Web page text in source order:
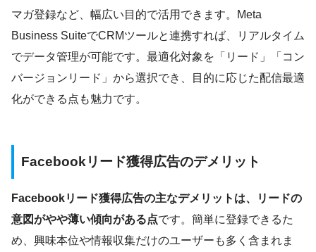
マガ登録など、幅広い目的で活用できます。Meta
Business SuiteでCRMツールと連携すれば、リアルタイム
でデータ管理が可能です。最適化対象を「リード」「コン
バージョンリード」から選択でき、目的に応じた配信最適
化ができる点も魅力です。
Facebookリード獲得広告のデメリット
Facebookリード獲得広告の主なデメリットは、リードの
意図がやや薄い傾向がある点です。簡単に登録できるた
め、興味本位や情報収集だけのユーザーも多く含まれま